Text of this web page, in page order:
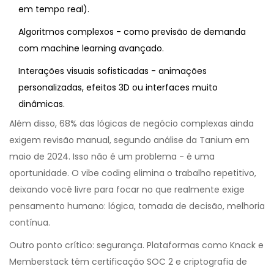
em tempo real).
Algoritmos complexos - como previsão de demanda
com machine learning avançado.
Interações visuais sofisticadas - animações
personalizadas, efeitos 3D ou interfaces muito
dinâmicas.
Além disso, 68% das lógicas de negócio complexas ainda
exigem revisão manual, segundo análise da Tanium em
maio de 2024. Isso não é um problema - é uma
oportunidade. O vibe coding elimina o trabalho repetitivo,
deixando você livre para focar no que realmente exige
pensamento humano: lógica, tomada de decisão, melhoria
contínua.
Outro ponto crítico: segurança. Plataformas como Knack e
Memberstack têm certificação SOC 2 e criptografia de